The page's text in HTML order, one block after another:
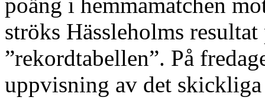
poäng i hemmamatchen
ströks Hässleholms
”rekordtabellen”. På
uppvisning av det